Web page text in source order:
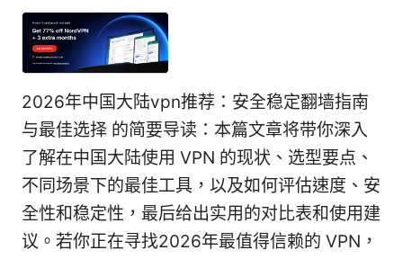
2026年中国大陆vpn推荐：安全稳定翻墙指南
与最佳选择 的简要导读：本篇文章将带你深入
了解在中国大陆使用 VPN 的现状、选型要点、
不同场景下的最佳工具，以及如何评估速度、安
全性和稳定性，最后给出实用的对比表和使用建
议。若你正在寻找2026年最值得信赖的 VPN，